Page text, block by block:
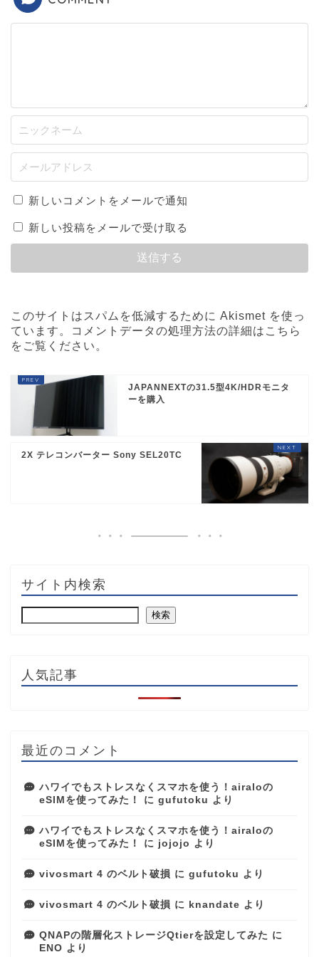
新しいコメントをメールで通知
新しい投稿をメールで受け取る
このサイトはスパムを低減するために Akismet を使っ
ています。
コメントデータの処理方法の詳細はこちら
をご覧ください。
JAPANNEXTの31.5型4K/HDRモニタ
ーを購入
2X テレコンバーター Sony SEL20TC
サイト内検索
検索
人気記事
最近のコメント
ハワイでもストレスなくスマホを使う！airaloの
eSIMを使ってみた！
に gufutoku より
ハワイでもストレスなくスマホを使う！airaloの
eSIMを使ってみた！
に jojojo より
vivosmart 4 のベルト破損 に gufutoku より
vivosmart 4 のベルト破損 に knandate より
QNAPの階層化ストレージQtierを設定してみた に
ENO より